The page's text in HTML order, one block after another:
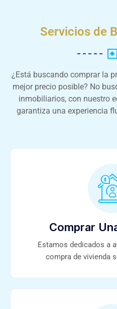
Servicios de
¿Está buscando comprar la
mejor precio posible? No
inmobiliarios, con nuestro
garantiza una experiencia
Comprar
Estamos dedicados a
compra de vivienda